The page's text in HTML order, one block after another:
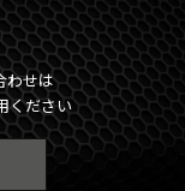
わせは
ください